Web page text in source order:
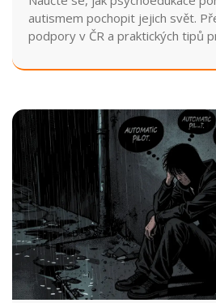
autismem pochopit jejich svět.
podpory v ČR a praktických tipů